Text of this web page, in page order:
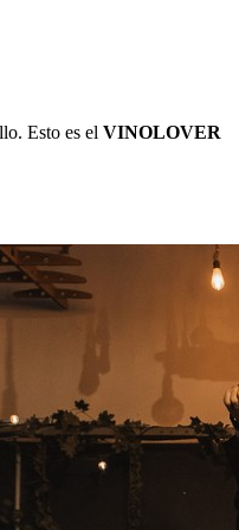
Esto es el VINOLOVER